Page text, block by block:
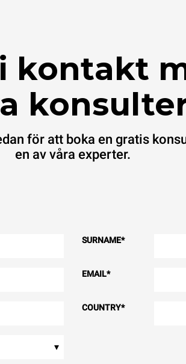
kontakt
för att boka en gratis
en av våra experter.
SURNAME*
EMAIL*
COUNTRY*
▾